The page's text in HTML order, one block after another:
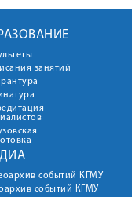
занятий
событий КГМУ
событий КГМУ